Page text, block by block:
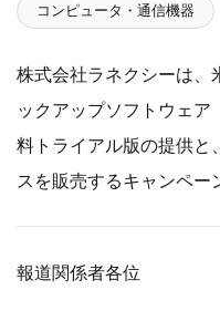
コンピュータ・通信機器
株式会社ラネクシーは、
ックアップソフトウェ
料トライアル版の提供と
スを販売するキャンペー
報道関係者各位